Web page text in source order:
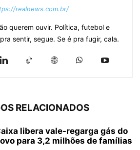
realnews.com.br/
querem ouvir. Política, futebol e
sentir, segue. Se é pra fugir, cala.
RELACIONADOS
libera vale-regarga gás do
para 3,2 milhões de famílias